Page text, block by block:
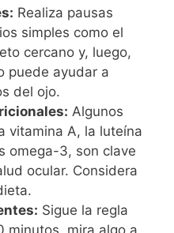
Realiza pausas
simples como el
cercano y, luego,
puede ayudar a
del ojo.
Algunos
vitamina A, la luteína
omega-3, son clave
ocular. Considera
Sigue la regla
minutos, mira algo a